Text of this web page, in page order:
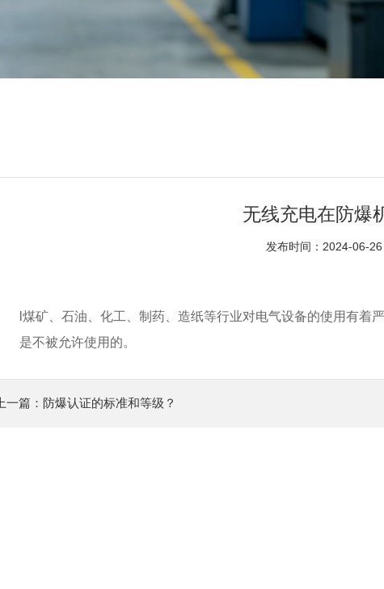
无线充电在防爆
发布时间：2024-06-
l煤矿、石油、化工、制药、造纸等行业对电气设备的使用有着
是不被允许使用的。
上一篇：防爆认证的标准和等级？